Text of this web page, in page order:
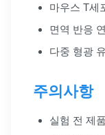
마우스 T세
면역 반응
다중 형광
주의사항
실험 전 제